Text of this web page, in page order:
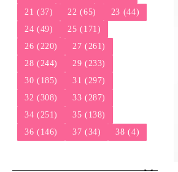
21 (37)
22 (65)
23 (44)
24 (49)
25 (171)
26 (220)
27 (261)
28 (244)
29 (233)
30 (185)
31 (297)
32 (308)
33 (287)
34 (251)
35 (138)
36 (146)
37 (34) 38 (4)